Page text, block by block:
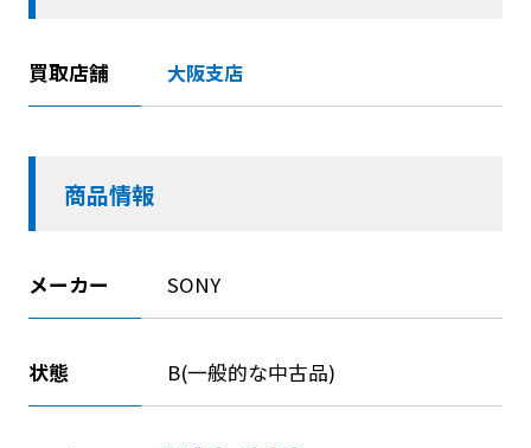
買取店舗 大阪支店
商品情報
メーカー SONY
状態 B(一般的な中古品)